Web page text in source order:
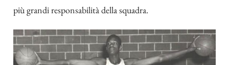
più grandi responsabilità della squadra.